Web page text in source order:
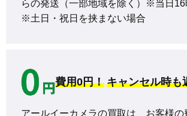
らの発送（一部地域を除く）※当日16
※土日・祝日を挟まない場合
費用0円！ キャンセル時も
アールイーカメラの買取は、お客様の